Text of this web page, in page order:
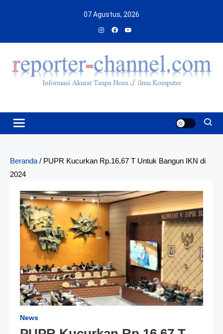
07 Agustus, 2026
Beranda / PUPR Kucurkan Rp.16,67 T Untuk Bangun IKN di
2024
News